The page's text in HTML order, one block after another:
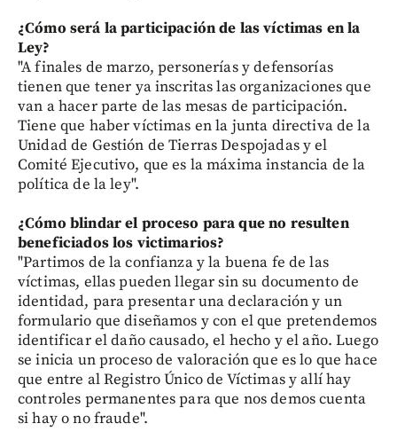
¿Cómo será la participación de las víctimas en la
Ley?
"A finales de marzo, personerías y defensorías
tienen que tener ya inscritas las organizaciones que
van a hacer parte de las mesas de participación.
Tiene que haber víctimas en la junta directiva de la
Unidad de Gestión de Tierras Despojadas y el
Comité Ejecutivo, que es la máxima instancia de la
política de la ley".
¿Cómo blindar el proceso para que no resulten
beneficiados los victimarios?
"Partimos de la confianza y la buena fe de las
víctimas, ellas pueden llegar sin su documento de
identidad, para presentar una declaración y un
formulario que diseñamos y con el que pretendemos
identificar el daño causado, el hecho y el año. Luego
se inicia un proceso de valoración que es lo que hace
que entre al Registro Único de Víctimas y allí hay
controles permanentes para que nos demos cuenta
si hay o no fraude".